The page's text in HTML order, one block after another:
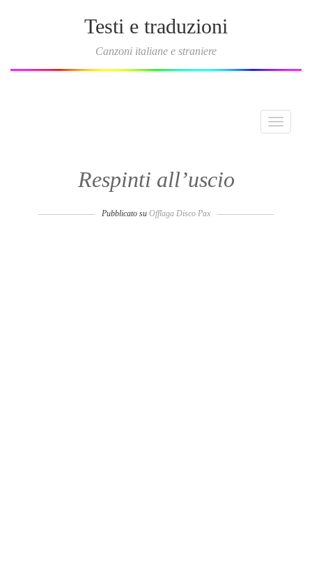
Testi e traduzioni
Canzoni italiane e straniere
Toggle
Respinti all’uscio
Pubblicato su Offlaga Disco Pax